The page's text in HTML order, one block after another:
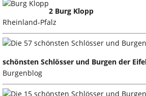
2 Burg Klopp
Rheinland-Pfalz
schönsten Schlösser und Burgen der
Burgenblog